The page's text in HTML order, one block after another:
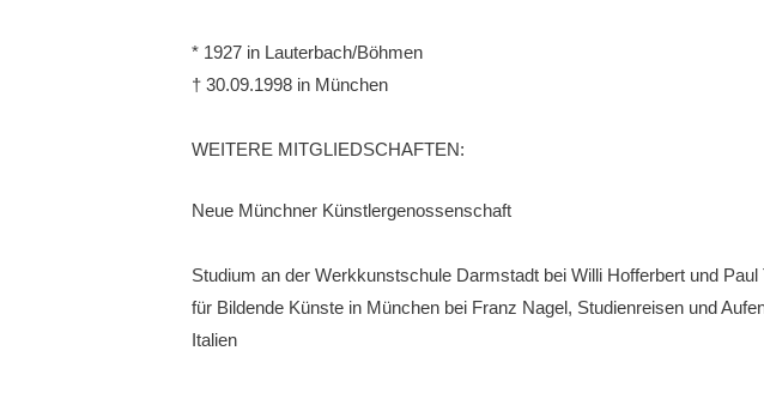
* 1927 in Lauterbach/Böhmen
† 30.09.1998 in München
WEITERE MITGLIEDSCHAFTEN:
Neue Münchner Künstlergenossen­schaft
Studium an der Werkkunstschule Darm­stadt bei Willi Hofferbert und
für Bildende Künste in München bei Franz Nagel, Studienreisen und
Italien